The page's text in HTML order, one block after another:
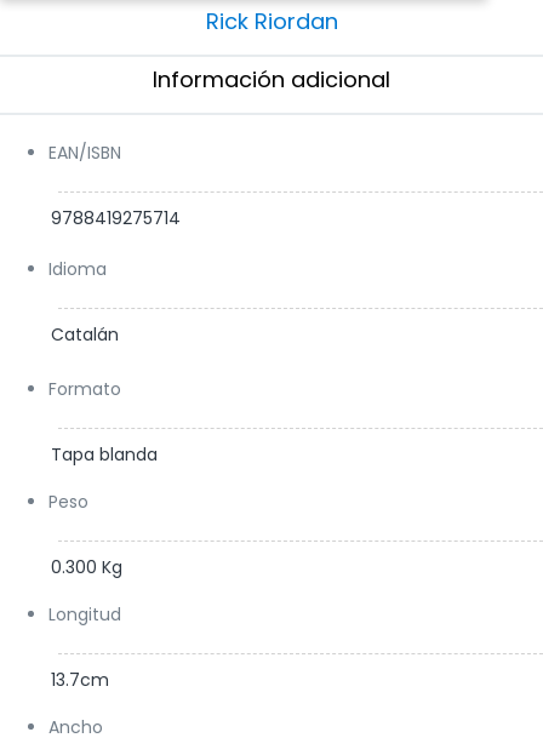
Rick Riordan
Información adicional​
EAN/ISBN
9788419275714
Idioma
Catalán
Formato
Tapa blanda
Peso
0.300 Kg
Longitud
13.7cm
Ancho